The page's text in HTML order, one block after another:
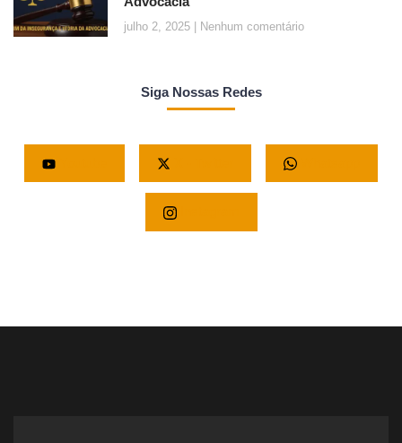
julho 2, 2025 Nenhum comentário
Siga Nossas Redes
Instagram